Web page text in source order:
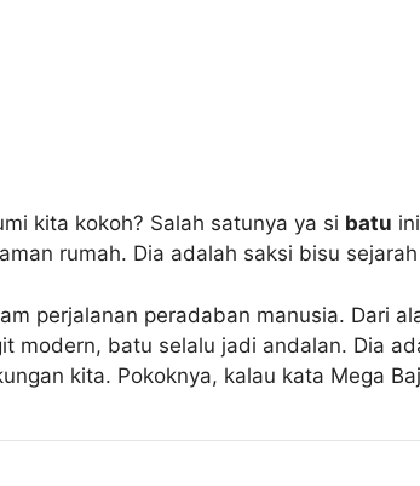
kita kokoh? Salah satunya ya si batu
rumah. Dia adalah saksi bisu
perjalanan peradaban manusia. Dari
modern, batu selalu jadi andalan. Dia
kita. Pokoknya, kalau kata Mega